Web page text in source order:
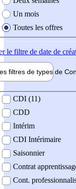
Un mois
Toutes les offres
le filtre de date de
filtres de types de
contrat
CDI (11)
CDD
Intérim
CDI Intérimaire
Saisonnier
Contrat
Cont.